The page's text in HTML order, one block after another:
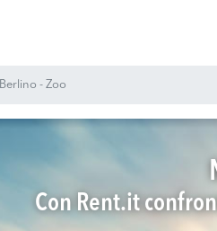
Berlino - Zoo
Con Rent.it